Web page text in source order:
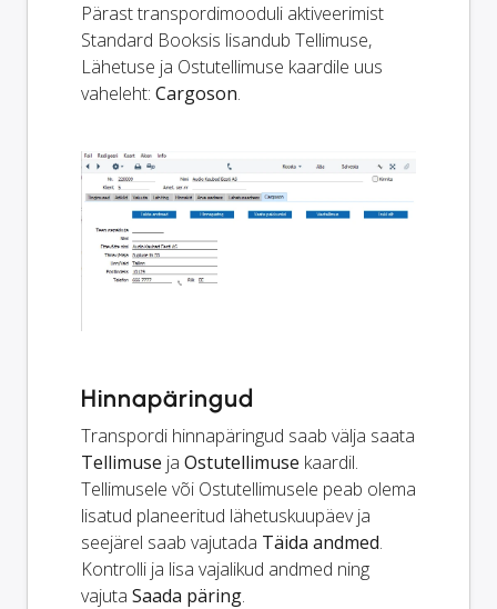
Pärast transpordimooduli aktiveerimist
Standard Booksis lisandub Tellimuse,
Lähetuse ja Ostutellimuse kaardile uus
vaheleht: Cargoson.
Hinnapäringud
Transpordi hinnapäringud saab välja saata
Tellimuse ja Ostutellimuse kaardil.
Tellimusele või Ostutellimusele peab olema
lisatud planeeritud lähetuskuupäev ja
seejärel saab vajutada Täida andmed.
Kontrolli ja lisa vajalikud andmed ning
vajuta Saada päring.